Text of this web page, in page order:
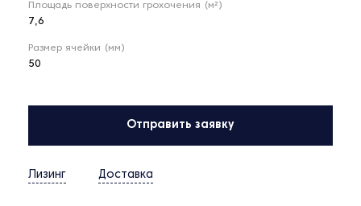
Площадь поверхности грохочения (м²)
7,6
Размер ячейки (мм)
50
Отправить заявку
Лизинг Доставка